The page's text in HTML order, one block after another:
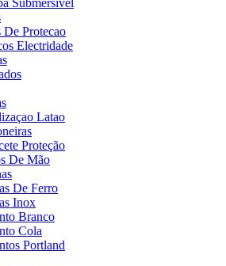
Submersivel
De Protecao
Electridade
Latao
Proteção
De Mão
De Ferro
Inox
Branco
Cola
Portland